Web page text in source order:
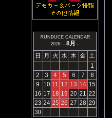
RUNDUCE CALENDAR
2026 － 8月 －
日 月 火 水 木 金 土
1
2
3 4 5 6 7
8
9
10 11 12 13 14 15
16 17 18 19 20 21 22
23 24 25 26 27 28 29
30